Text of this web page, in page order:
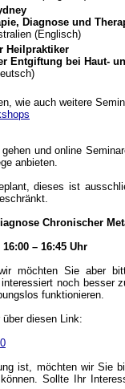
Diagnose und
(Englisch)
Heilpraktiker
Entgiftung bei Haut-
wie auch weitere
und online
anbieten.
dieses ist
Chronischer
– 16:45 Uhr
möchten Sie aber
noch besser
funktionieren.
diesen Link:
ist, möchten wir Sie
Sollte Ihr